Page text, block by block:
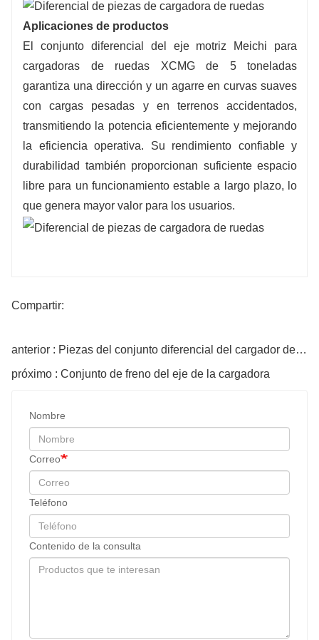
Aplicaciones de productos
El conjunto diferencial del eje motriz Meichi para
cargadoras de ruedas XCMG de 5 toneladas
garantiza una dirección y un agarre en curvas suaves
con cargas pesadas y en terrenos accidentados,
transmitiendo la potencia eficientemente y mejorando
la eficiencia operativa. Su rendimiento confiable y
durabilidad también proporcionan suficiente espacio
libre para un funcionamiento estable a largo plazo, lo
que genera mayor valor para los usuarios.
Compartir:
anterior : Piezas del conjunto diferencial del cargador de 5 toneladas
próximo : Conjunto de freno del eje de la cargadora
Nombre
Correo
Teléfono
Contenido de la consulta